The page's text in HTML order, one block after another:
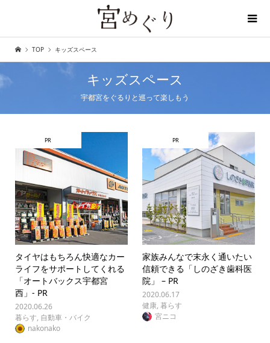
TOP キッズスペース
キッズスペース
宇都宮をぐるりと巡って楽しもう
PR
タイヤはもちろん快適なカー
ライフをサポートしてくれる
「オートバックス宇都宮
西」- PR
2020.06.26
暮らす, 自動車・バイク
nakonako
PR
家族みんなで末永く通いたい
信頼できる「しのざき歯科医
院」 – PR
2020.06.17
健康,暮らす
宮ニコ